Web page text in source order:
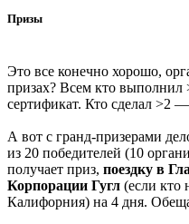
Призы
Это все конечно хорошо,
призах? Всем кто выполнил
сертификат. Кто сделал >2
А вот с гранд-призерами
из 20 победителей (10
получает приз, поездку в
Корпорации Гугл (если кто
Калифорния) на 4 дня.